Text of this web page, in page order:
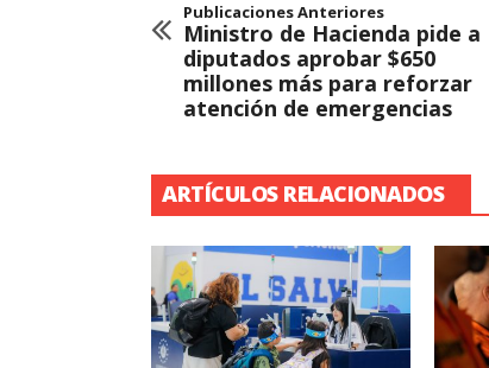
Publicaciones Anteriores
Ministro de Hacienda pide a
diputados aprobar $650
millones más para reforzar
atención de emergencias
ARTÍCULOS RELACIONADOS